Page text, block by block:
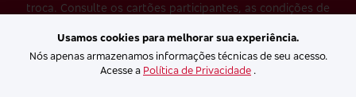
Usamos cookies para melhorar sua experiência.
Nós apenas armazenamos informações técnicas de seu acesso.
Acesse a Política de Privacidade .
troca. Consulte os cartões participantes, as condições de
04.046211/2025.
A Mastercard® não solicita a senha de seu cartão para